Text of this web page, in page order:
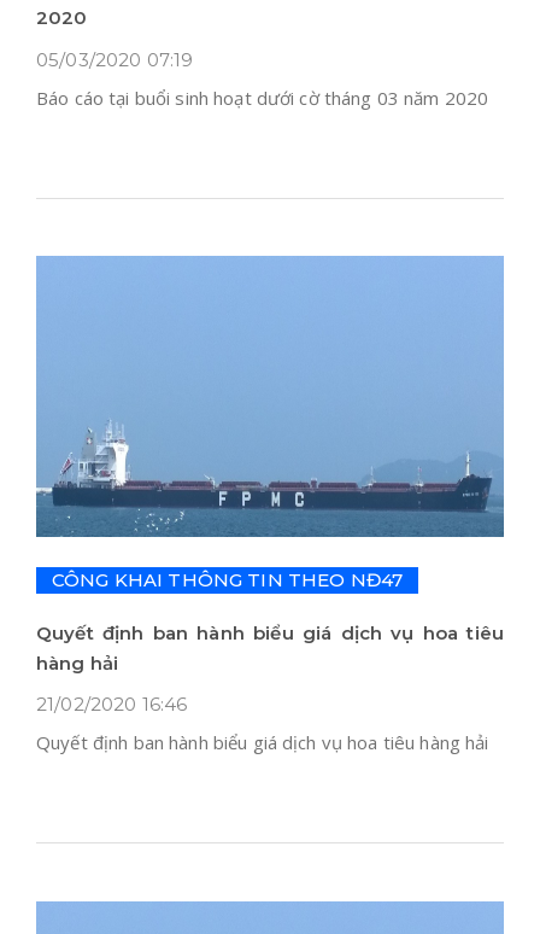
2020
05/03/2020 07:19
Báo cáo tại buổi sinh hoạt dưới cờ tháng 03 năm 2020
CÔNG KHAI THÔNG TIN THEO NĐ47
Quyết định ban hành biểu giá dịch vụ hoa tiêu
hàng hải
21/02/2020 16:46
Quyết định ban hành biểu giá dịch vụ hoa tiêu hàng hải